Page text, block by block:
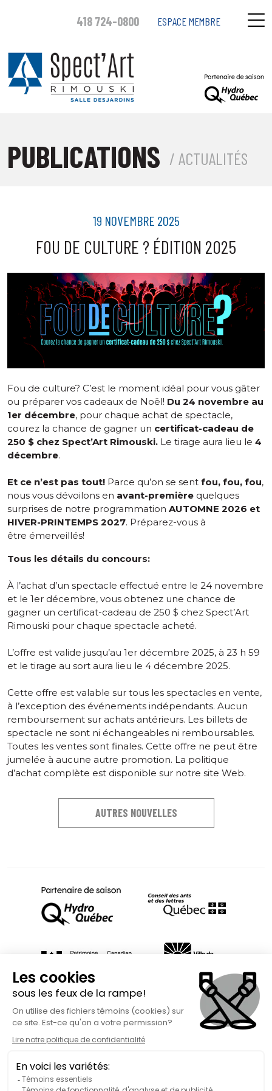
418 724-0800 ESPACE MEMBRE
PUBLICATIONS / ACTUALITÉS
19 NOVEMBRE 2025
FOU DE CULTURE ? ÉDITION 2025
Fou de culture? C’est le moment idéal pour vous gâter
ou préparer vos cadeaux de Noël! Du 24 novembre au
1er décembre, pour chaque achat de spectacle,
courez la chance de gagner un certificat-cadeau de
250 $ chez Spect’Art Rimouski. Le tirage aura lieu le 4
décembre.
Et ce n’est pas tout! Parce qu’on se sent fou, fou, fou,
nous vous dévoilons en avant-première quelques
surprises de notre programmation AUTOMNE 2026 et
HIVER-PRINTEMPS 2027. Préparez-vous à
être émerveillés!
Tous les détails du concours:
À l’achat d’un spectacle effectué entre le 24 novembre
et le 1er décembre, vous obtenez une chance de
gagner un certificat-cadeau de 250 $ chez Spect’Art
Rimouski pour chaque spectacle acheté.
L’offre est valide jusqu’au 1er décembre 2025, à 23 h 59
et le tirage au sort aura lieu le 4 décembre 2025.
Cette offre est valable sur tous les spectacles en vente,
à l’exception des événements indépendants. Aucun
remboursement sur achats antérieurs. Les billets de
spectacle ne sont ni échangeables ni remboursables.
Toutes les ventes sont finales. Cette offre ne peut être
jumelée à aucune autre promotion. La politique
d’achat complète est disponible sur notre site Web.
AUTRES NOUVELLES